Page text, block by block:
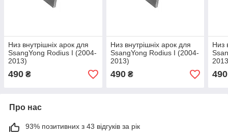
Низ внутрішніх арок для
SsangYong Rodius I (2004-
2013)
490 ₴
Низ внутрішніх арок для
SsangYong Rodius I (2004-
2013)
490₴
Низ
490
Про нас
93% позитивних з 43 відгуків за рік